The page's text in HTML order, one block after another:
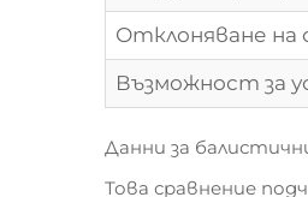
Отклоняване на
Възможност за
Данни за
Това сравнение